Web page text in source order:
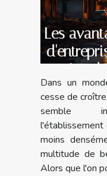
Les
moins
Dans un
cesse de
semble
l'établissement
moins
multitude de
Alors que l'on